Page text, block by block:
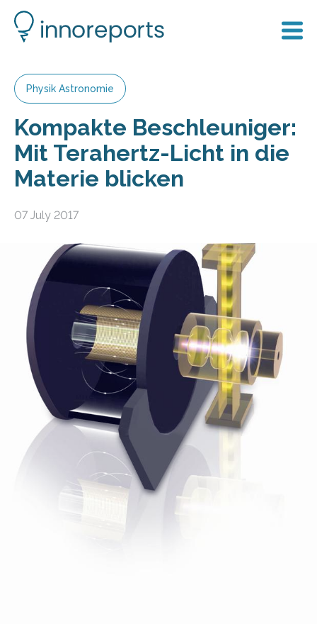
Physik Astronomie
Kompakte Beschleuniger:
Mit Terahertz-Licht in die
Materie blicken
07 July 2017